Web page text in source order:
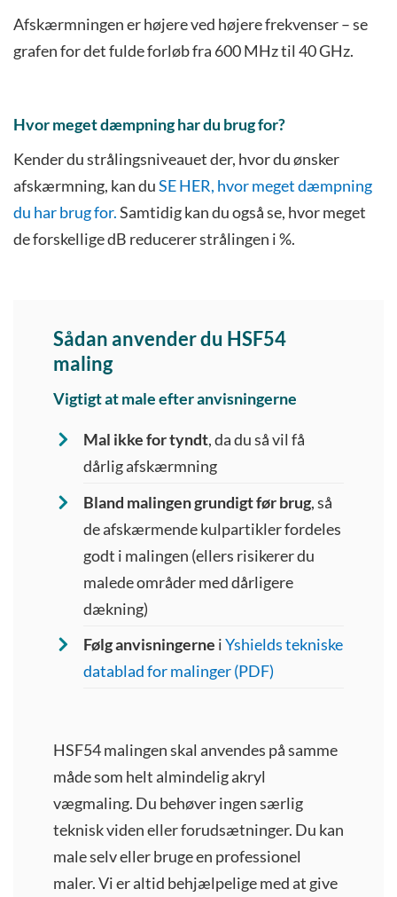
Afskærmningen er højere ved højere frekvenser – se
grafen for det fulde forløb fra 600 MHz til 40 GHz.
Hvor meget dæmpning har du brug for?
Kender du strålingsniveauet der, hvor du ønsker
afskærmning, kan duSE HER, hvor meget dæmpning
du har brug for.Samtidig kan du også se, hvor meget
de forskellige dB reducerer strålingen i %.
Sådan anvender du HSF54
maling
Vigtigt at male efter anvisningerne
Mal ikke for tyndt, da du så vil få
dårlig afskærmning
Bland malingen grundigt før brug, så
de afskærmende kulpartikler fordeles
godt i malingen (ellers risikerer du
malede områder med dårligere
dækning)
Følg anvisningerne iYshields tekniske
datablad for malinger (PDF)
HSF54 malingen skal anvendes på samme
måde som helt almindelig akryl
vægmaling. Du behøver ingen særlig
teknisk viden eller forudsætninger. Du kan
male selv eller bruge en professionel
maler. Vi er altid behjælpelige med at give